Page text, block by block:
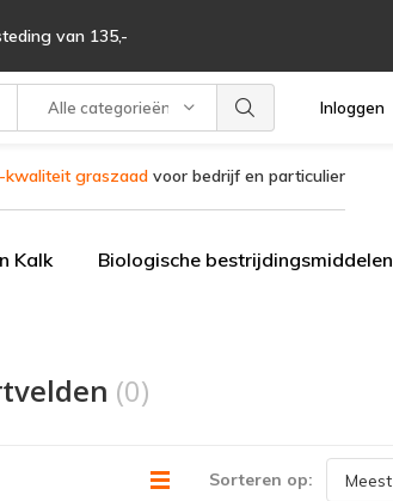
Alle categorieën Inloggen
van 135,-
kwaliteit graszaad voor bedrijf en particulier
Kalk Biologische bestrijdingsmiddelen
(0)
Sorteren op: